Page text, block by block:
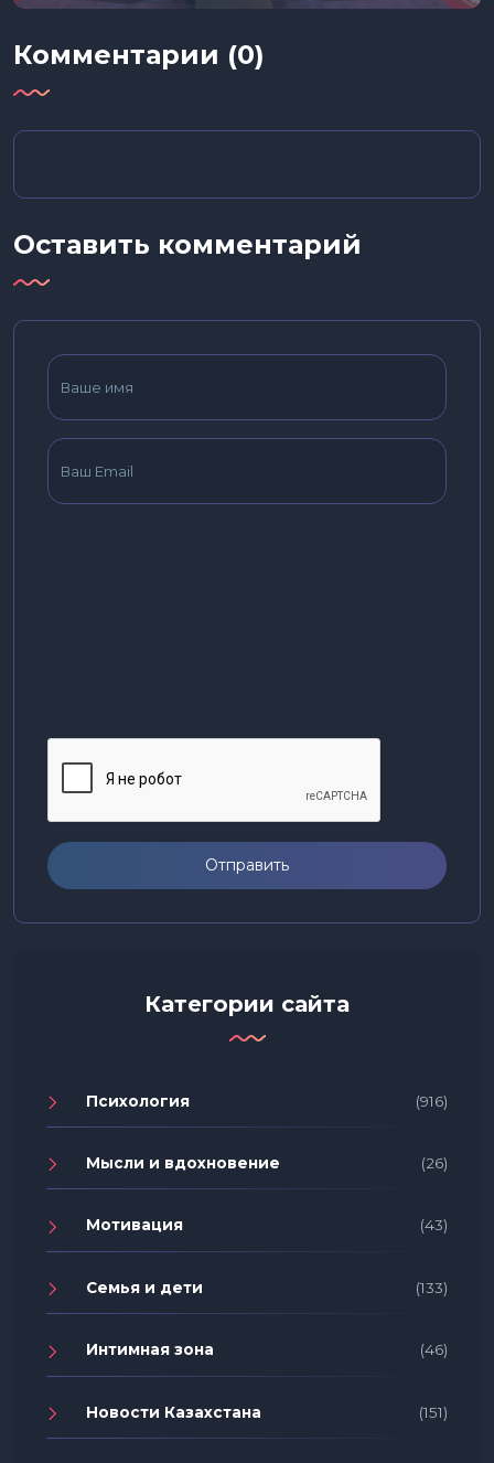
Комментарии (0)
Оставить комментарий
Отправить
Категории сайта
Психология (916)
Мысли и вдохновение (26)
Мотивация (43)
Семья и дети (133)
Интимная зона (46)
Новости Казахстана (151)